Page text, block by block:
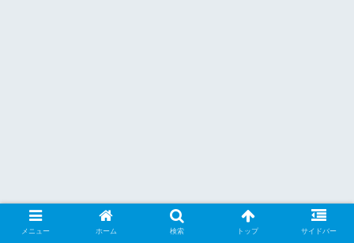
メニュー ホーム 検索 トップ サイドバー